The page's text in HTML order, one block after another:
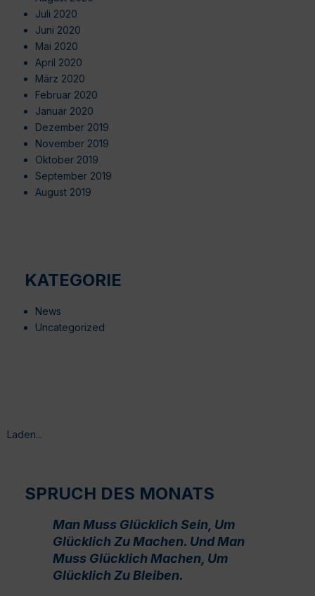
Juli 2020
Juni 2020
Mai 2020
April 2020
März 2020
Februar 2020
Januar 2020
Dezember 2019
November 2019
Oktober 2019
September 2019
August 2019
KATEGORIE
News
Uncategorized
Laden...
SPRUCH DES MONATS
Man Muss Glücklich Sein, Um
Glücklich Zu Machen. Und Man
Muss Glücklich Machen, Um
Glücklich Zu Bleiben.